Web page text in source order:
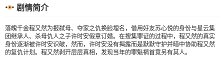
剧情简介
落魄千金程又然为报弑母、夺家之仇换脸埋名，借用好友苏心悦的身份与星云集
团继承人、杀母仇人之子许时安假意订婚。在搜集罪证的过程中，程又然的真实
身份逐渐被许时安识破，然而，许时安没有揭露而是默默守护并暗中协助程又然
的复仇计划。程又然剥开层层真相，发现当年的罪魁祸首竟另有其人。